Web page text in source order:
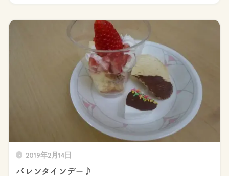
2019年2月14日
バレンタインデー♪